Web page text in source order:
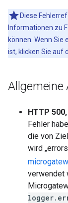
Diese
Informationen zu
können. Wenn
ist, klicken Sie auf
Allgemeine
HTTP
Fehler
die von
wird
verwendet